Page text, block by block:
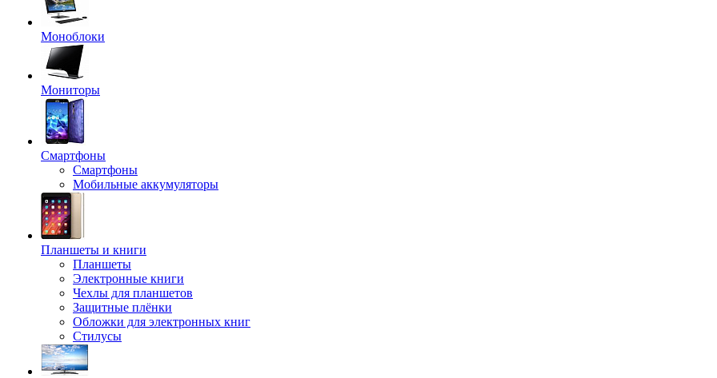
Моноблоки
Мониторы
Смартфоны
Смартфоны
Мобильные аккумуляторы
Планшеты и книги
Планшеты
Электронные книги
Чехлы для планшетов
Защитные плёнки
Обложки для электронных книг
Стилусы